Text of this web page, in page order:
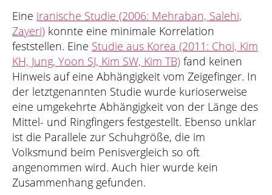
Eine iranische Studie (2006: Mehraban, Salehi,
Zayeri) konnte eine minimale Korrelation
feststellen. Eine Studie aus Korea (2011: Choi, Kim
KH, Jung, Yoon SJ, Kim SW, Kim TB) fand keinen
Hinweis auf eine Abhängigkeit vom Zeigefinger. In
der letztgenannten Studie wurde kurioserweise
eine umgekehrte Abhängigkeit von der Länge des
Mittel- und Ringfingers festgestellt. Ebenso unklar
ist die Parallele zur Schuhgröße, die im
Volksmund beim Penisvergleich so oft
angenommen wird. Auch hier wurde kein
Zusammenhang gefunden.